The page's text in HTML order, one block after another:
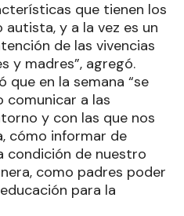
que tienen los
y a la vez es un
de las vivencias
y madres”, agregó.
que en la semana “se
comunicar a las
y con las que nos
cómo informar de
condición de nuestro
como padres poder
para la